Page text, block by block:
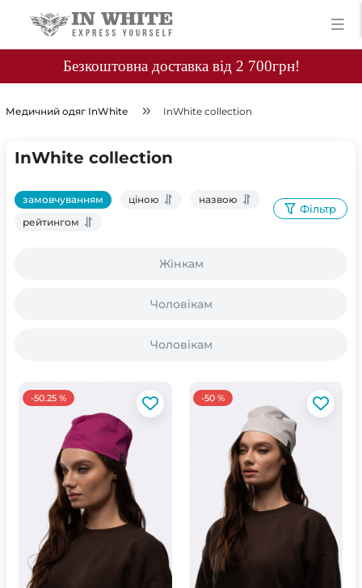
Безкоштовна доставка від 2 700грн!
Медичний одяг InWhite InWhite collection
InWhite collection
замовчуванням ціною
назвою
рейтингом
Фільтр
Жінкам
Чоловікам
Чоловікам
-50.25 % -50 %